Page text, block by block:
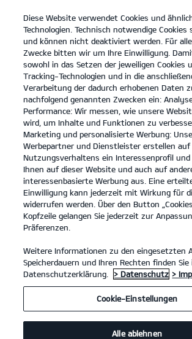
open
menu
1.6 T-GDI DCT; 132,4 kW (180 PS):
6,9 l/100 km. CO₂-Emissionen kombiniert 155 g/km.
Kia K4 Sportswagon1.6 T-GDI DCT; 132,4 kW (180
kombiniert 7,1 l/100 km. CO₂-Emissionen kombiniert
Diese Website verwendet Cookies und
Technologien. Technisch notwendige Cookies
und können nicht deaktiviert werden. Für
Zwecke bitten wir um Ihre Einwilligung.
sowohl in das Setzen der jeweiligen Cookies
Tracking-Technologien und in die
Verarbeitung der dadurch erhobenen Daten
nachfolgend genannten Zwecken ein:
Performance: Wir messen, wie unsere
wird, um Inhalte und Funktionen zu
Marketing und personalisierte Werbung:
Werbepartner und Dienstleister erstellen auf
Nutzungsverhaltens ein Interessenprofil und
Ihnen auf dieser Website und auch auf
interessenbasierte Werbung aus. Eine
Einwilligung kann jederzeit mit Wirkung für
widerrufen werden. Über den Button
Kopfzeile gelangen Sie jederzeit zur
Präferenzen.
Weitere Informationen zu den eingesetzten
Speicherdauern und Ihren Rechten finden
Datenschutzerklärung.
> Datenschutz >
Cookie-Einstellungen
Alle ablehnen